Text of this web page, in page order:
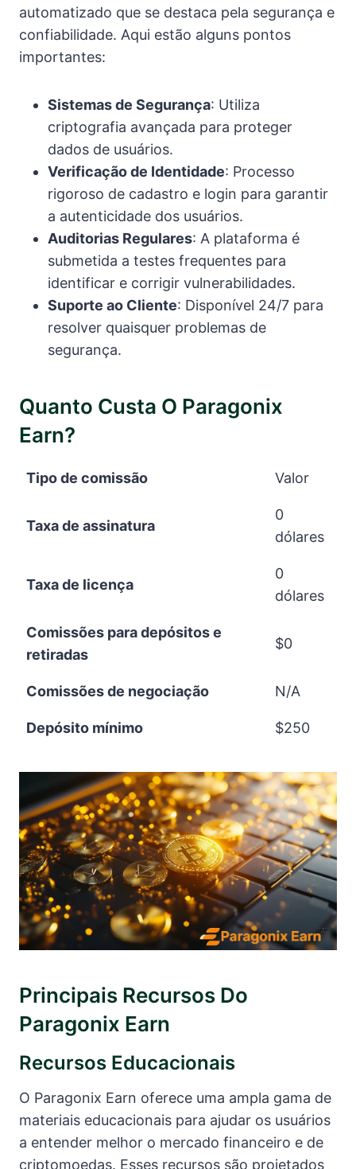
automatizado que se destaca pela segurança e
confiabilidade. Aqui estão alguns pontos
importantes:
Sistemas de Segurança: Utiliza
criptografia avançada para proteger
dados de usuários.
Verificação de Identidade: Processo
rigoroso de cadastro e login para garantir
a autenticidade dos usuários.
Auditorias Regulares: A plataforma é
submetida a testes frequentes para
identificar e corrigir vulnerabilidades.
Suporte ao Cliente: Disponível 24/7 para
resolver quaisquer problemas de
segurança.
Quanto Custa O Paragonix
Earn?
Tipo de comissão Valor
Taxa de assinatura
0
dólares
Taxa de licença
0
dólares
Comissões para depósitos e
retiradas
$0
Comissões de negociação N/A
Depósito mínimo $250
Principais Recursos Do
Paragonix Earn
Recursos Educacionais
O Paragonix Earn oferece uma ampla gama de
materiais educacionais para ajudar os usuários
a entender melhor o mercado financeiro e de
criptomoedas. Esses recursos são projetados